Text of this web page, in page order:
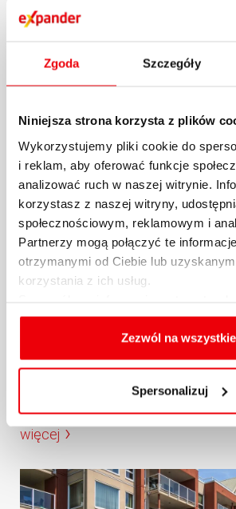
Zgoda Szczegóły
Niniejsza strona korzysta z plików
Wykorzystujemy pliki cookie do
i reklam, aby oferować funkcje
analizować ruch w naszej witrynie.
korzystasz z naszej witryny,
społecznościowym, reklamowym i
Partnerzy mogą połączyć te
otrzymanymi od Ciebie lub
korzystania z ich usług.
cookies, celu i sposobu korzystania z
oraz zmiany ustawień plików cookies a
usuwania z przeglądarki internetowej,
Zezwól na wszystkie
Spersonalizuj
więcej
Raport Expandera i
Najem mieszkań,
kw. 2024 r...
Po ogromnych wzrostach
2022 r. na rynku panowała
Co prawda...
25.10.2024 / KOMENTARZE I
więcej